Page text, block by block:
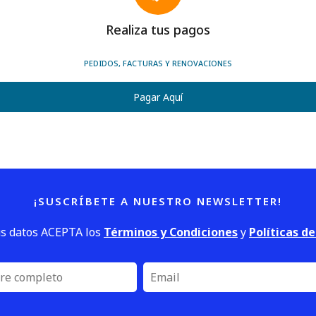
Realiza tus pagos
PEDIDOS, FACTURAS Y RENOVACIONES
Pagar Aquí
¡SUSCRÍBETE A NUESTRO NEWSLETTER!
datos ACEPTA los Términos y Condicionesy Políticas